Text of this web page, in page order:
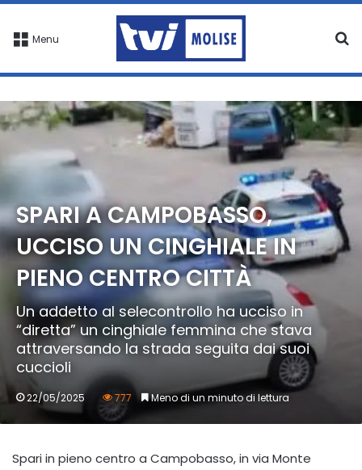
Menu
SPARI A CAMPOBASSO,
UCCISO UN CINGHIALE IN
PIENO CENTRO CITTÀ
Un addetto al selecontrollo ha ucciso in
“diretta” un cinghiale femmina che stava
attraversando la strada seguita dai suoi
cuccioli
22/05/2025 777 Meno di un minuto di lettura
Spari in pieno centro a Campobasso, in via Monte